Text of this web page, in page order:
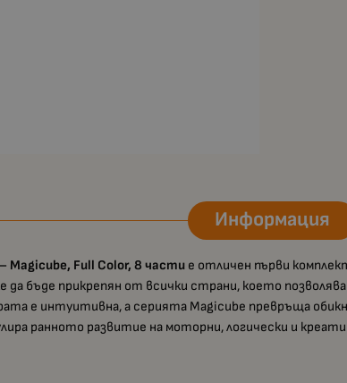
Информация
Full Color, 8 части е отличен първи
да бъде прикрепян от всички страни, което
е интуитивна, а серията Magicube превръща
ранното развитие на моторни, логически и